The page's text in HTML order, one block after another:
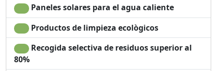
Paneles solares para el agua caliente
Productos de limpieza ecològicos
Recogida selectiva de residuos superior al
80%